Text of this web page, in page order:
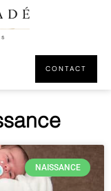
CONTACT
NAISSANCE